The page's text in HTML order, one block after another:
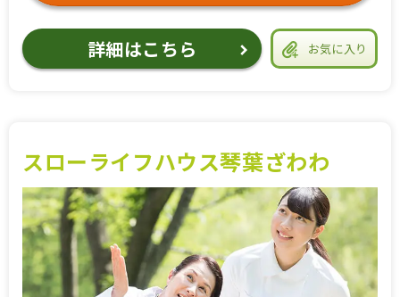
お気に入り
詳細はこちら
スローライフハウス琴葉ざわわ